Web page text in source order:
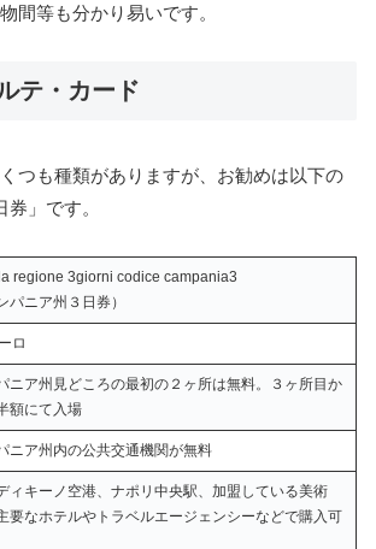
間等も分かり易いです。
テ・カード
つも種類がありますが、お勧めは以下の
券」です。
regione 3giorni codice campania3
パニア州３日券）
ロ
ニア州見どころの最初の２ヶ所は無料。３ヶ所目か
額にて入場
ニア州内の公共交通機関が無料
ィキーノ空港、ナポリ中央駅、加盟している美術
要なホテルやトラベルエージェンシーなどで購入可